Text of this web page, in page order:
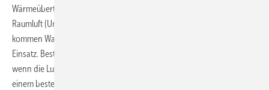
Wärmeübertragung ohne Trägermedium im Innengerät direkt an die
Raumluft (Umluft). Statt klassischer Heizkörper oder Flächenheizungen
kommen Wandgeräte, Truhengeräte oder Deckenkassetten zum
Einsatz. Bestehende Heizkörper werden nur dann weiter benötigt,
wenn die Luft/Luft-Wärmepumpe zusätzlich (parallel / alternativ) zu
einem bestehenden Heizsystem eingesetzt werden soll.